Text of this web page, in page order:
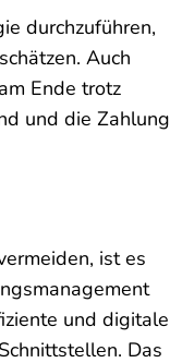
durchzuführen,
Auch
Ende trotz
und die Zahlung
ist es
und digitale
Das